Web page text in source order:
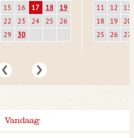
15 16 17 18
19
22 23 24 25
26
29 30
11
12
13
18
19
20
25
26 27
Vandaag